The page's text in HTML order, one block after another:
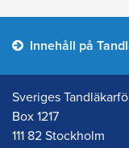
Innehåll på
Sveriges
Box 1217
111 82 Stockholm